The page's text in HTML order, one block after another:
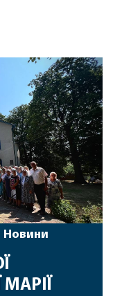
Новини